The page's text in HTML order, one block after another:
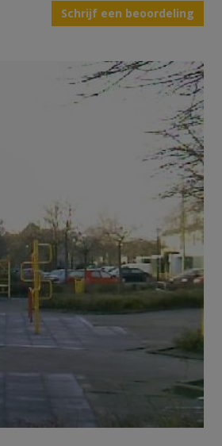
Schrijf een beoordeling